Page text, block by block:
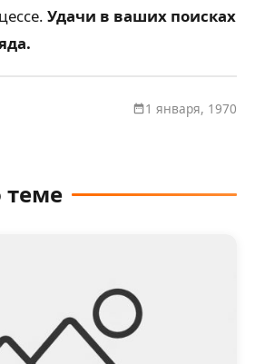
Удачи в ваших поисках
1 января, 1970
теме